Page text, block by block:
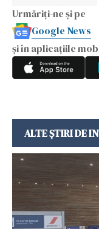
Urmăriți-ne și pe
Google News
și în aplicațiile
ALTE ȘTIRI DE